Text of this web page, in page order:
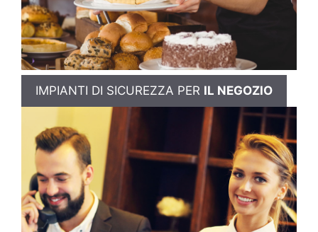
IMPIANTI DI SICUREZZA PER IL NEGOZIO